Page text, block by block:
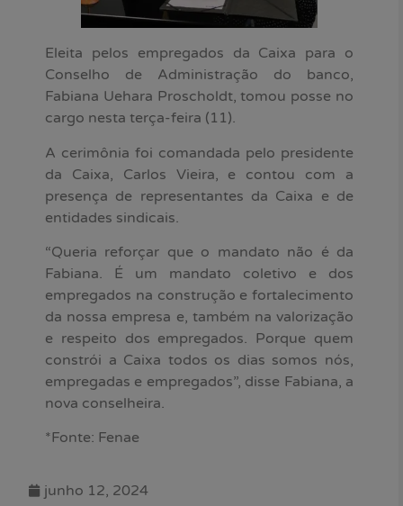
Eleita pelos empregados da Caixa para o
Conselho de Administração do banco,
Fabiana Uehara Proscholdt, tomou posse no
cargo nesta terça-feira (11).
A cerimônia foi comandada pelo presidente
da Caixa, Carlos Vieira, e contou com a
presença de representantes da Caixa e de
entidades sindicais.
“Queria reforçar que o mandato não é da
Fabiana. É um mandato coletivo e dos
empregados na construção e fortalecimento
da nossa empresa e, também na valorização
e respeito dos empregados. Porque quem
constrói a Caixa todos os dias somos nós,
empregadas e empregados”, disse Fabiana, a
nova conselheira.
*Fonte: Fenae
junho 12, 2024